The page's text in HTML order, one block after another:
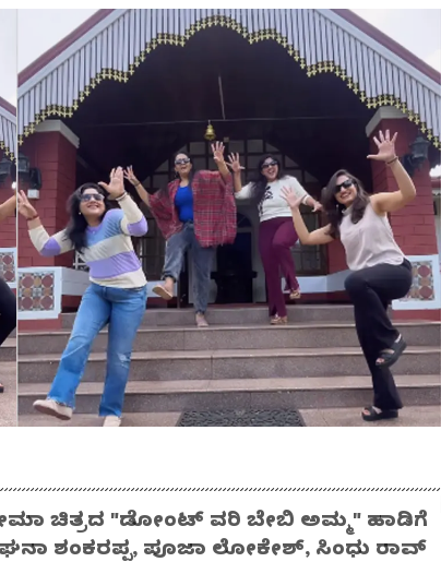
ಚಿತ್ರದ "ಡೋಂಟ್ ವರಿ ಬೇಬಿ ಅಮ್ಮ" ಹಾಡಿಗೆ
ಶಂಕರಪ್ಪ, ಪೂಜಾ ಲೋಕೇಶ್, ಸಿಂಧು ರಾವ್